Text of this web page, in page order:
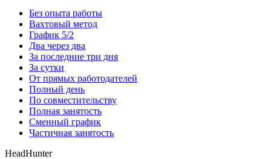
Без опыта работы
Вахтовый метод
График 5/2
Два через два
За последние три дня
За сутки
От прямых работодателей
Полный день
По совместительству
Полная занятость
Сменный график
Частичная занятость
HeadHunter